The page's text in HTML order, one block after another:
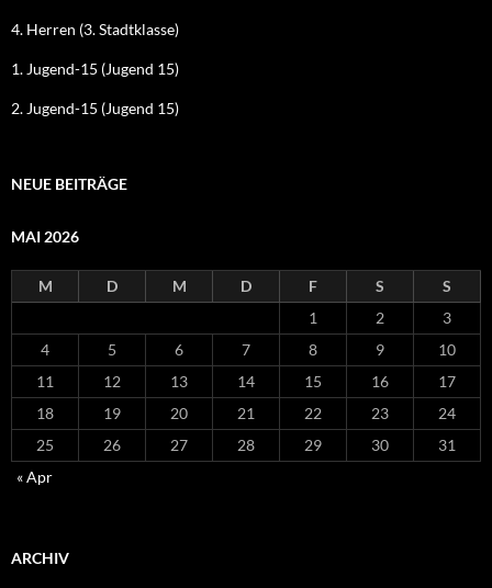
4. Herren (3. Stadtklasse)
1. Jugend-15 (Jugend 15)
2. Jugend-15 (Jugend 15)
NEUE BEITRÄGE
MAI 2026
M D M D F S
S
1
2
3
4
5 6 7 8 9
10
11
12 13 14 15 16
17
18
19 20 21 22 23
24
25
26 27 28 29 30
31
« Apr
ARCHIV